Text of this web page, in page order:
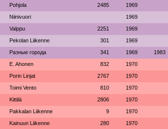
Pohjola 2485 1969
Niinivuori 1969
Valppu 2251 1969
Pekolan Liikenne 301 1969
Разные города 341 1969 1983
E. Ahonen 832 1970
Porin Linjat 2767 1970
Toimi Vento 810 1970
Kittilä 2806 1970
Pakkalan Liikenne 9 1970
Kainuun Liikenne 280 1970